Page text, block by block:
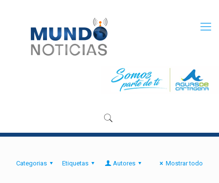
Categorias Etiquetas Autores Mostrar todo